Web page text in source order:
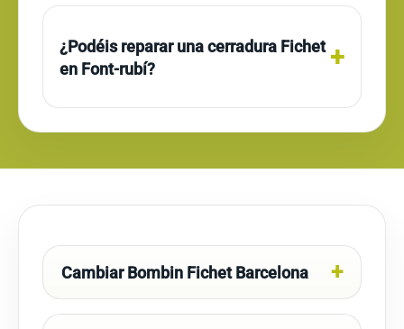
¿Podéis reparar una cerradura Fichet
en Font-rubí?
Cambiar Bombin Fichet Barcelona